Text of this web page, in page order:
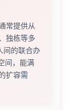
常提供从
独栋等多
间的联合办
间，能满
扩容需